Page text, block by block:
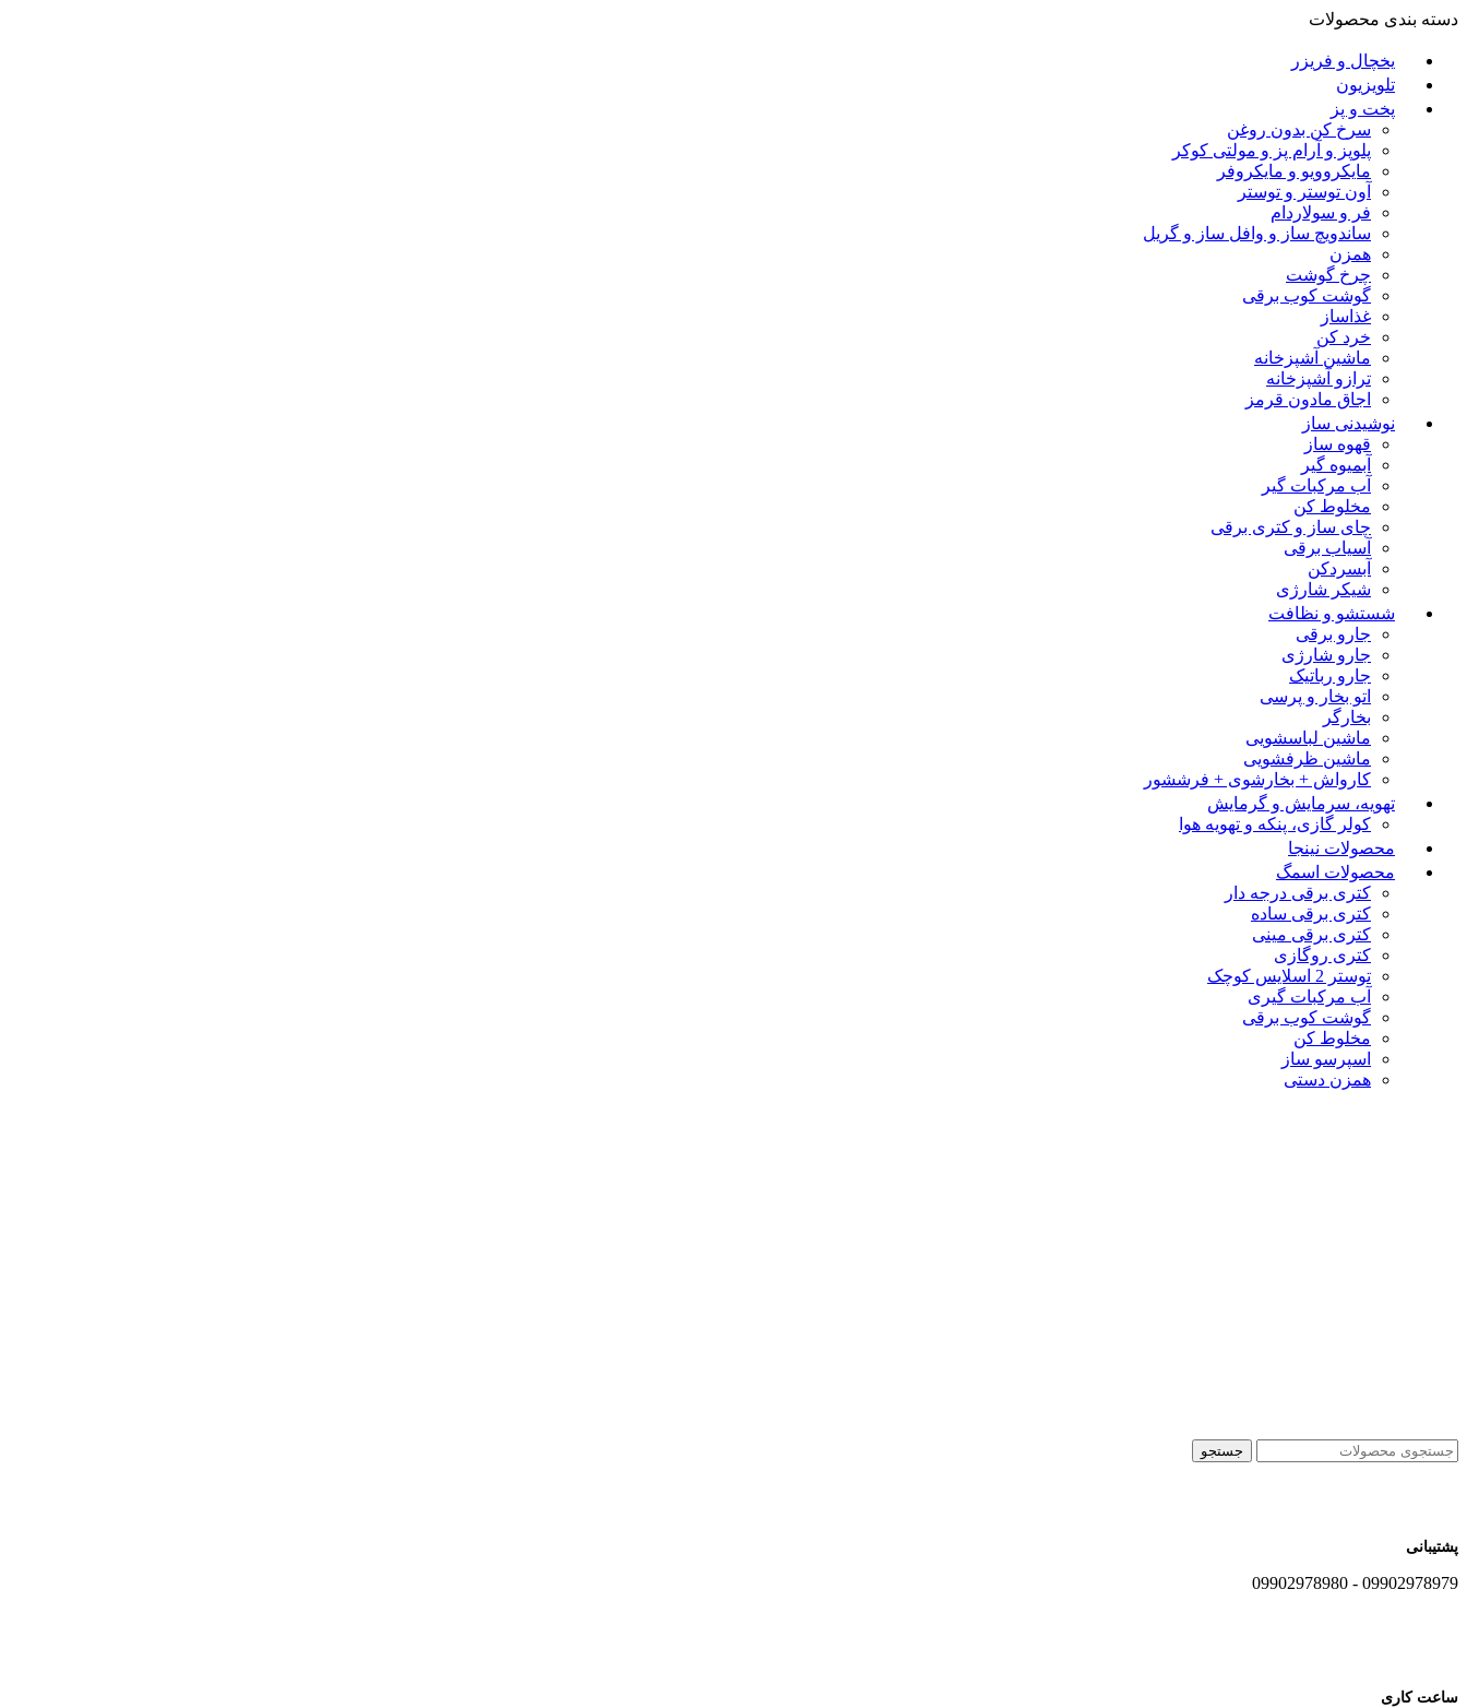
دسته بندی محصولات
یخچال و فریزر
تلویزیون
پخت و پز
سرخ کن بدون روغن
پلوپز و آرام پز و مولتی کوکر
مایکروویو و مایکروفر
آون توستر و توستر
فر و سولاردام
ساندویچ ساز و وافل ساز و گریل
همزن
چرخ گوشت
گوشت کوب برقی
غذاساز
خرد کن
ماشین آشپزخانه
ترازو آشپزخانه
اجاق مادون قرمز
نوشیدنی ساز
قهوه ساز
آبمیوه گیر
آب مرکبات گیر
مخلوط کن
چای ساز و کتری برقی
آسیاب برقی
آبسردکن
شیکر شارژی
شستشو و نظافت
جارو برقی
جارو شارژی
جارو رباتیک
اتو بخار و پرسی
بخارگر
ماشین لباسشویی
ماشین ظرفشویی
کارواش + بخارشوی + فرششور
تهویه، سرمایش و گرمایش
کولر گازی، پنکه و تهویه هوا
محصولات نینجا
محصولات اسمگ
کتری برقی درجه دار
کتری برقی ساده
کتری برقی مینی
کتری روگازی
توستر 2 اسلایس کوچک
آب مرکبات گیری
گوشت کوب برقی
مخلوط کن
اسپرسو ساز
همزن دستی
جستجو
پشتیبانی
09902978979 - 09902978980
ساعت کاری